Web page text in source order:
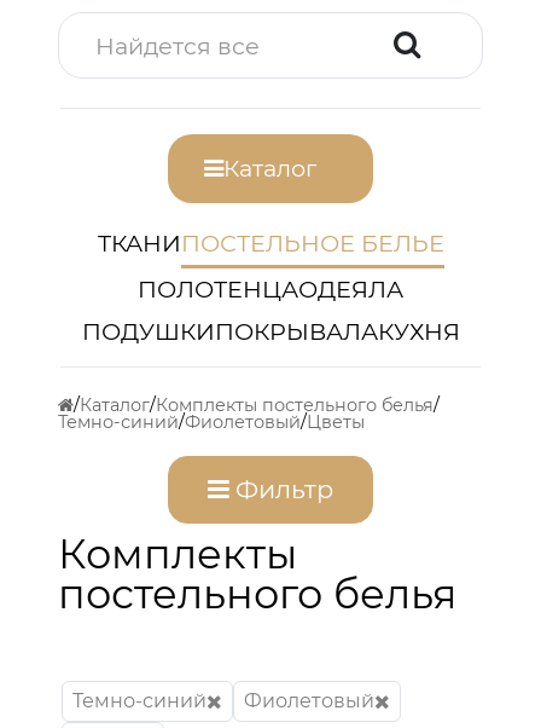
Каталог
ТКАНИПОСТЕЛЬНОЕ БЕЛЬЕ
ПОЛОТЕНЦАОДЕЯЛА
ПОДУШКИПОКРЫВАЛАКУХНЯ
Каталог Комплекты постельного белья
Темно-синий Фиолетовый Цветы
Фильтр
Комплекты
постельного белья
Темно-синий
Фиолетовый